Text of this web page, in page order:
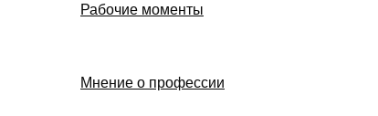
Рабочие моменты
Мнение о профессии